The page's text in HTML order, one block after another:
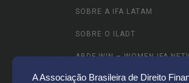
A Associação Brasileira de Direito
SOBRE A IFA LATAM
SOBRE O ILADT
ABDF WIN – WOMEN IFA
ABDF JOVEM